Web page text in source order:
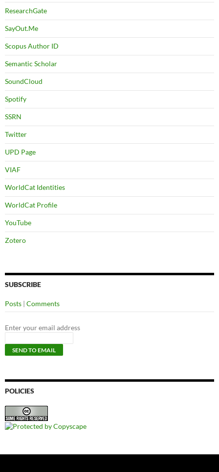
ResearchGate
SayOut.Me
Scopus Author ID
Semantic Scholar
SoundCloud
Spotify
SSRN
Twitter
UPD Page
VIAF
WorldCat Identities
WorldCat Profile
YouTube
Zotero
SUBSCRIBE
Posts | Comments
Enter your email address
POLICIES